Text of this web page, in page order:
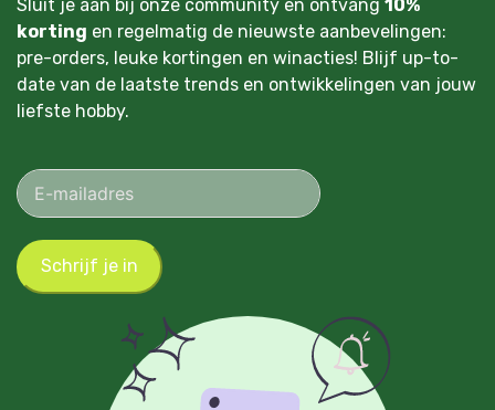
Sluit je aan bij onze community en ontvang 10%
korting en regelmatig de nieuwste aanbevelingen:
pre-orders, leuke kortingen en winacties! Blijf up-to-
date van de laatste trends en ontwikkelingen van jouw
liefste hobby.
Schrijf je in